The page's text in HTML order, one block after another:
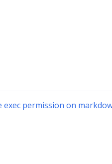
exec permission on